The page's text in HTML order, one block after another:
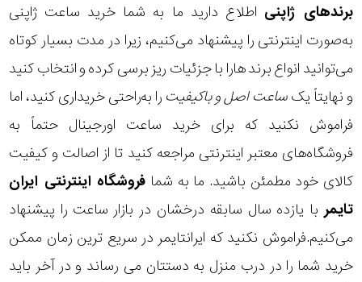
برندهای ژاپنی اطلاع دارید ما به شما خرید ساعت ژاپنی
به‌صورت اینترنتی را پیشنهاد می‌کنیم، زیرا در مدت بسیار کوتاه
می‌توانید انواع برند هارا با جزئیات ریز برسی کرده و انتخاب کنید
و نهایتاً یکساعت اصل و باکیفیت را به‌راحتی خریداری کنید، اما
فراموش نکنید که برای خرید ساعت اورجینال حتماً به
فروشگاه‌های معتبر اینترنتی مراجعه کنید تا از اصالت و کیفیت
کالای خود مطمئن باشید. ما به شما فروشگاه اینترنتی ایران
تایمر با یازده سال سابقه درخشان در بازار ساعت را پیشنهاد
می‌کنیم.فراموش نکنید که ایرانتایمر در سریع ترین زمان ممکن
خرید شما را در درب منزل به دستتان می رساند و در آخر باید